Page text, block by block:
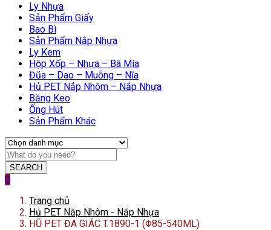
Ly Nhựa
Sản Phẩm Giấy
Bao Bì
Sản Phẩm Nắp Nhựa
Ly Kem
Hộp Xốp – Nhựa – Bã Mía
Đũa – Dao – Muỗng – Nĩa
Hủ PET Nắp Nhôm – Nắp Nhựa
Băng Keo
Ống Hút
Sản Phẩm Khác
SEARCH
0
Trang chủ
Hủ PET Nắp Nhôm - Nắp Nhựa
HŨ PET ĐA GIÁC T.1890-1 (Φ85-540ML)